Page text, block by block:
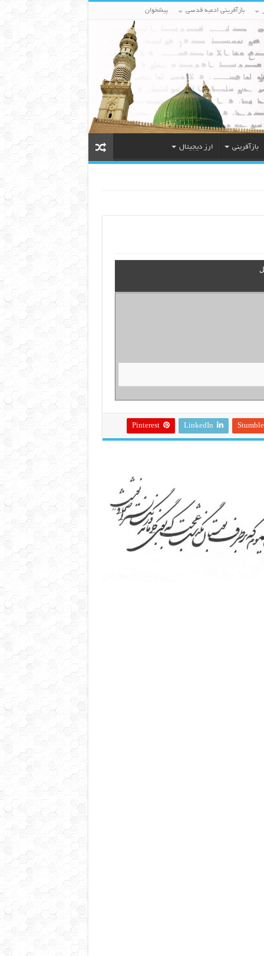
بازآفرینی ادعیه قدسی پیشخوان
بازآفرینی ارز دیجیتال
LinkedIn
Pinterest